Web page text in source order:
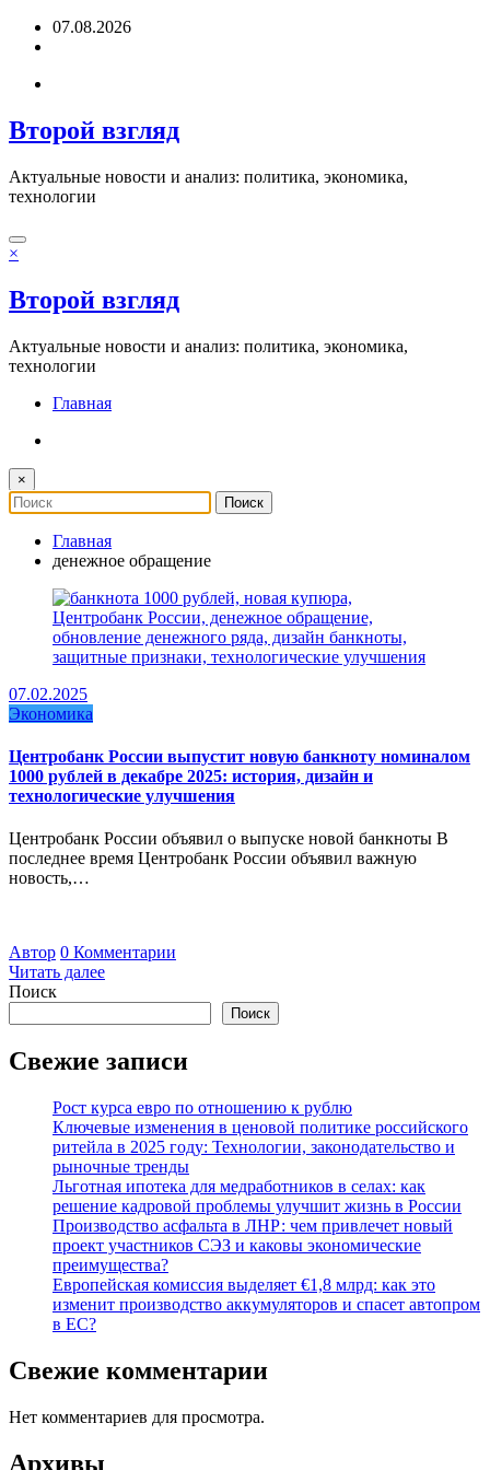
Перейти07.08.2026
Второй взгляд
Актуальные новости и анализ: политика, экономика,
технологии
×
Второй взгляд
Актуальные новости и анализ: политика, экономика,
технологии
Главная
×
Главная
денежное обращение
07.02.2025
Экономика
Центробанк России выпустит новую банкноту номиналом
1000 рублей в декабре 2025: история, дизайн и
технологические улучшения
Центробанк России объявил о выпуске новой банкноты В
последнее время Центробанк России объявил важную
новость,…
Автор 0 Комментарии
Читать далее
Поиск
Поиск
Свежие записи
Рост курса евро по отношению к рублю
Ключевые изменения в ценовой политике российского
ритейла в 2025 году: Технологии, законодательство и
рыночные тренды
Льготная ипотека для медработников в селах: как
решение кадровой проблемы улучшит жизнь в России
Производство асфальта в ЛНР: чем привлечет новый
проект участников СЭЗ и каковы экономические
преимущества?
Европейская комиссия выделяет €1,8 млрд: как это
изменит производство аккумуляторов и спасет автопром
в ЕС?
Свежие комментарии
Нет комментариев для просмотра.
Архивы